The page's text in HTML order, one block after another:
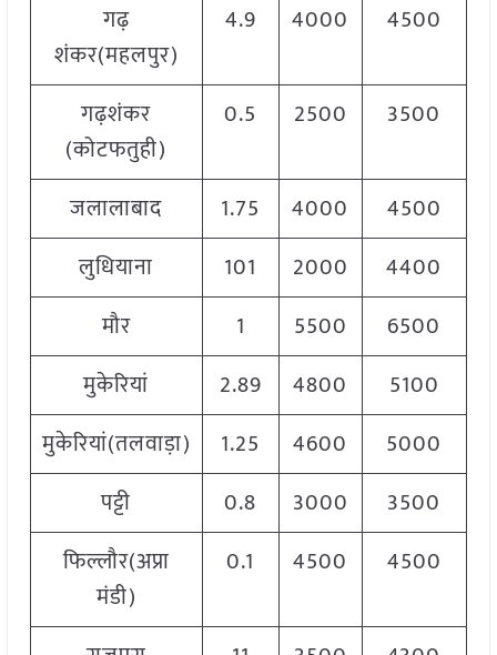
गढ़
शंकर(महलपुर)
4.9 4000 4500
गढ़शंकर
(कोटफतुही)
0.5 2500 3500
जलालाबाद 1.75 4000 4500
लुधियाना
101 2000 4400
मौर
1 5500 6500
मुकेरियां
2.89 4800 5100
मुकेरियां(तलवाड़ा)
1.25 4600 5000
पट्टी
0.8 3000 3500
फिल्लौर(अप्रा
मंडी)
0.1 4500 4500